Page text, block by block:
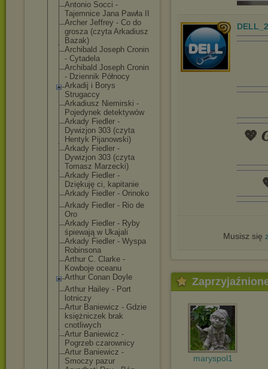
Antonio Socci -
Tajemnice Jana Pawła II
Archer Jeffrey - Co do
grosza (czyta Arkadiusz
Bazak)
Archibald Joseph Cronin
- Cytadela
Archibald Joseph Cronin
- Dziennik Północy
Arkadij i Borys
Strugaccy
Arkadiusz Niemirski -
Pojedynek detektywów
Arkady Fiedler -
Dywizjon 303 (czyta
Hentyk Pijanowski)
Arkady Fiedler -
Dywizjon 303 (czyta
Tomasz Marzecki)
Arkady Fiedler -
Dziękuję ci, kapitanie
Arkady Fiedler - Orinoko
Arkady Fiedler - Rio de
Oro
Arkady Fiedler - Ryby
śpiewają w Ukajali
Arkady Fiedler - Wyspa
Robinsona
Arthur C. Clarke -
Kowboje oceanu
Arthur Conan Doyle
Arthur Hailey - Port
lotniczy
Artur Baniewicz - Gdzie
księżniczek brak
cnotliwych
Artur Baniewicz -
Pogrzeb czarownicy
Artur Baniewicz -
Smoczy pazur
💖
Musisz się
maryspol1